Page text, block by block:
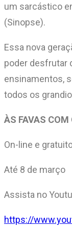
um sarcástico
(Sinopse).
Essa nova
poder desfrutar
ensinamentos,
todos os
ÀS FAVAS COM
On-line e
Até 8 de março
Assista no
https://